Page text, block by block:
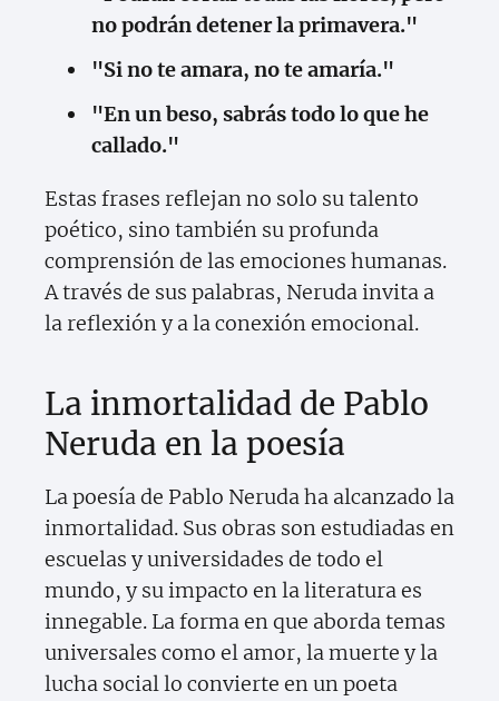
no podrán detener la primavera."
"Si no te amara, no te amaría."
"En un beso, sabrás todo lo que he
callado."
Estas frases reflejan no solo su talento
poético, sino también su profunda
comprensión de las emociones humanas.
A través de sus palabras, Neruda invita a
la reflexión y a la conexión emocional.
La inmortalidad de Pablo
Neruda en la poesía
La poesía de Pablo Neruda ha alcanzado la
inmortalidad. Sus obras son estudiadas en
escuelas y universidades de todo el
mundo, y su impacto en la literatura es
innegable. La forma en que aborda temas
universales como el amor, la muerte y la
lucha social lo convierte en un poeta